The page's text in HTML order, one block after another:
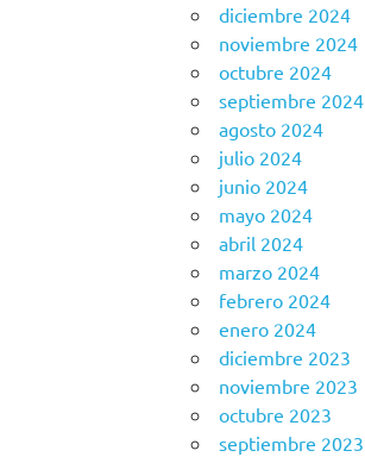
diciembre 2024
noviembre 2024
octubre 2024
septiembre 2024
agosto 2024
julio 2024
junio 2024
mayo 2024
abril 2024
marzo 2024
febrero 2024
enero 2024
diciembre 2023
noviembre 2023
octubre 2023
septiembre 2023